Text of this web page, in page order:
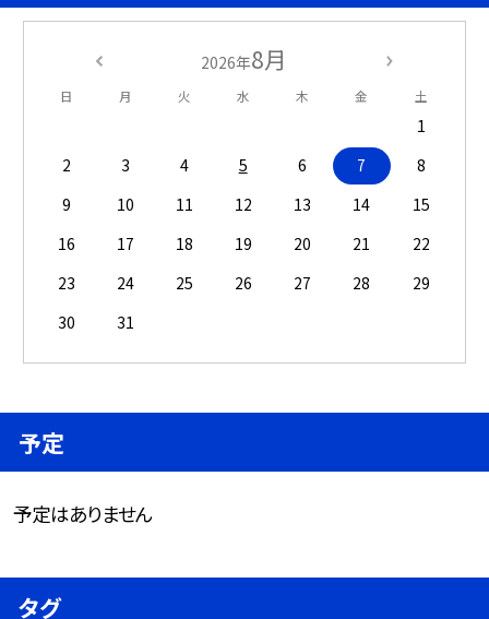
2026年8月
日 月 火 水 木 金 土
1
2
3 4 5 6 7
8
9
10 11 12 13 14
15
16
17 18 19 20 21
22
23
24 25 26 27 28
29
30
31
予定
予定はありません
タグ